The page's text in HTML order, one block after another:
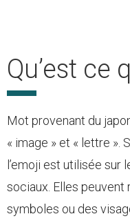
Qu’est ce
Mot provenant du
« image » et « lettre ».
l’emoji est utilisée sur
sociaux. Elles
symboles ou des